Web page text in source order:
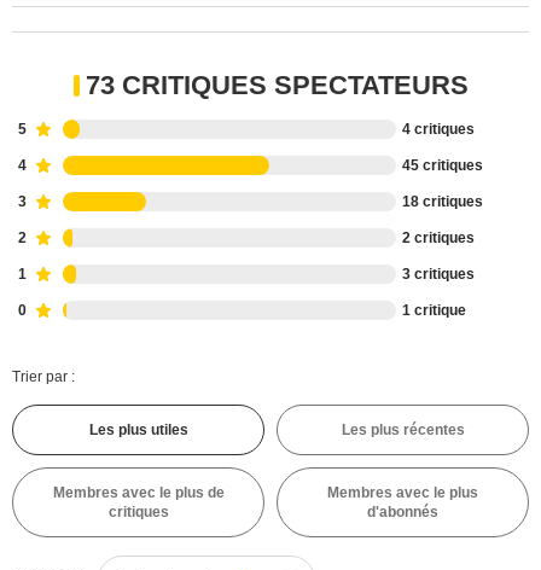
73 CRITIQUES SPECTATEURS
5 4 critiques
4 45 critiques
3 18 critiques
2 2 critiques
1 3 critiques
0 1 critique
Trier par :
Les plus utiles Les plus récentes
Membres avec le plus de
critiques
Membres avec le plus
d'abonnés